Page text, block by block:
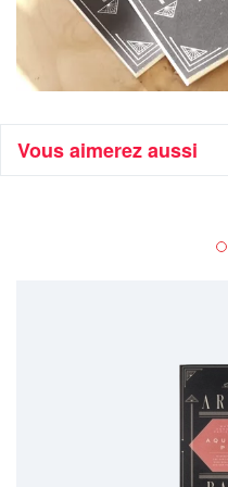
Vous aimerez aussi